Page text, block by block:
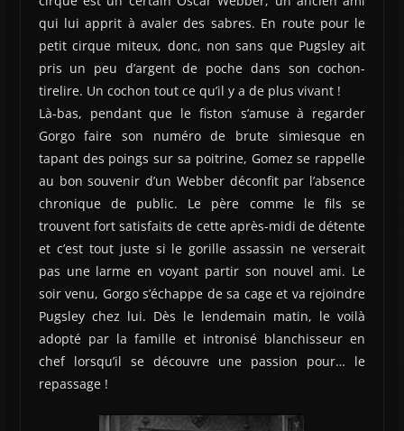
qui lui apprit à avaler des sabres. En route pour le
petit cirque miteux, donc, non sans que Pugsley ait
pris un peu d’argent de poche dans son cochon-
tirelire. Un cochon tout ce qu’il y a de plus vivant !
Là-bas, pendant que le fiston s’amuse à regarder
Gorgo faire son numéro de brute simiesque en
tapant des poings sur sa poitrine, Gomez se rappelle
au bon souvenir d’un Webber déconfit par l’absence
chronique de public. Le père comme le fils se
trouvent fort satisfaits de cette après-midi de détente
et c’est tout juste si le gorille assassin ne verserait
pas une larme en voyant partir son nouvel ami. Le
soir venu, Gorgo s’échappe de sa cage et va rejoindre
Pugsley chez lui. Dès le lendemain matin, le voilà
adopté par la famille et intronisé blanchisseur en
chef lorsqu’il se découvre une passion pour… le
repassage !